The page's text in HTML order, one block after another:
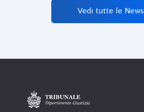
Vedi tutte le News